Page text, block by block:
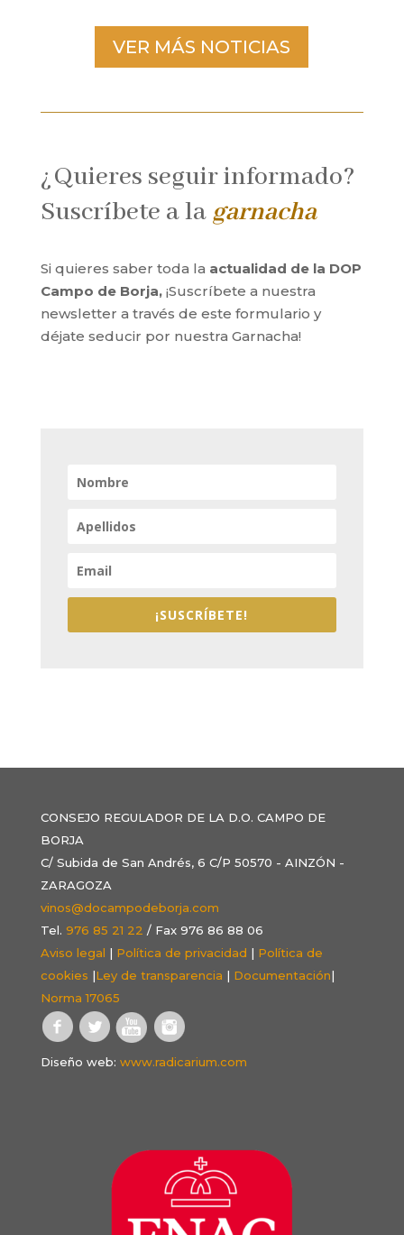
VER MÁS NOTICIAS
¿Quieres seguir informado?
Suscríbete a la garnacha
Si quieres saber toda la actualidad de la DOP
Campo de Borja,¡Suscríbete a nuestra
newsletter a través de este formulario y
déjate seducir por nuestra Garnacha!
¡SUSCRÍBETE!
CONSEJO REGULADOR DE LA D.O. CAMPO DE
BORJA
C/ Subida de San Andrés, 6 C/P 50570 - AINZÓN -
ZARAGOZA
vinos@docampodeborja.com
Tel. 976 85 21 22 / Fax 976 86 88 06
Aviso legal | Política de privacidad | Política de
cookies |Ley de transparencia | Documentación|
Norma 17065
Diseño web: www.radicarium.com